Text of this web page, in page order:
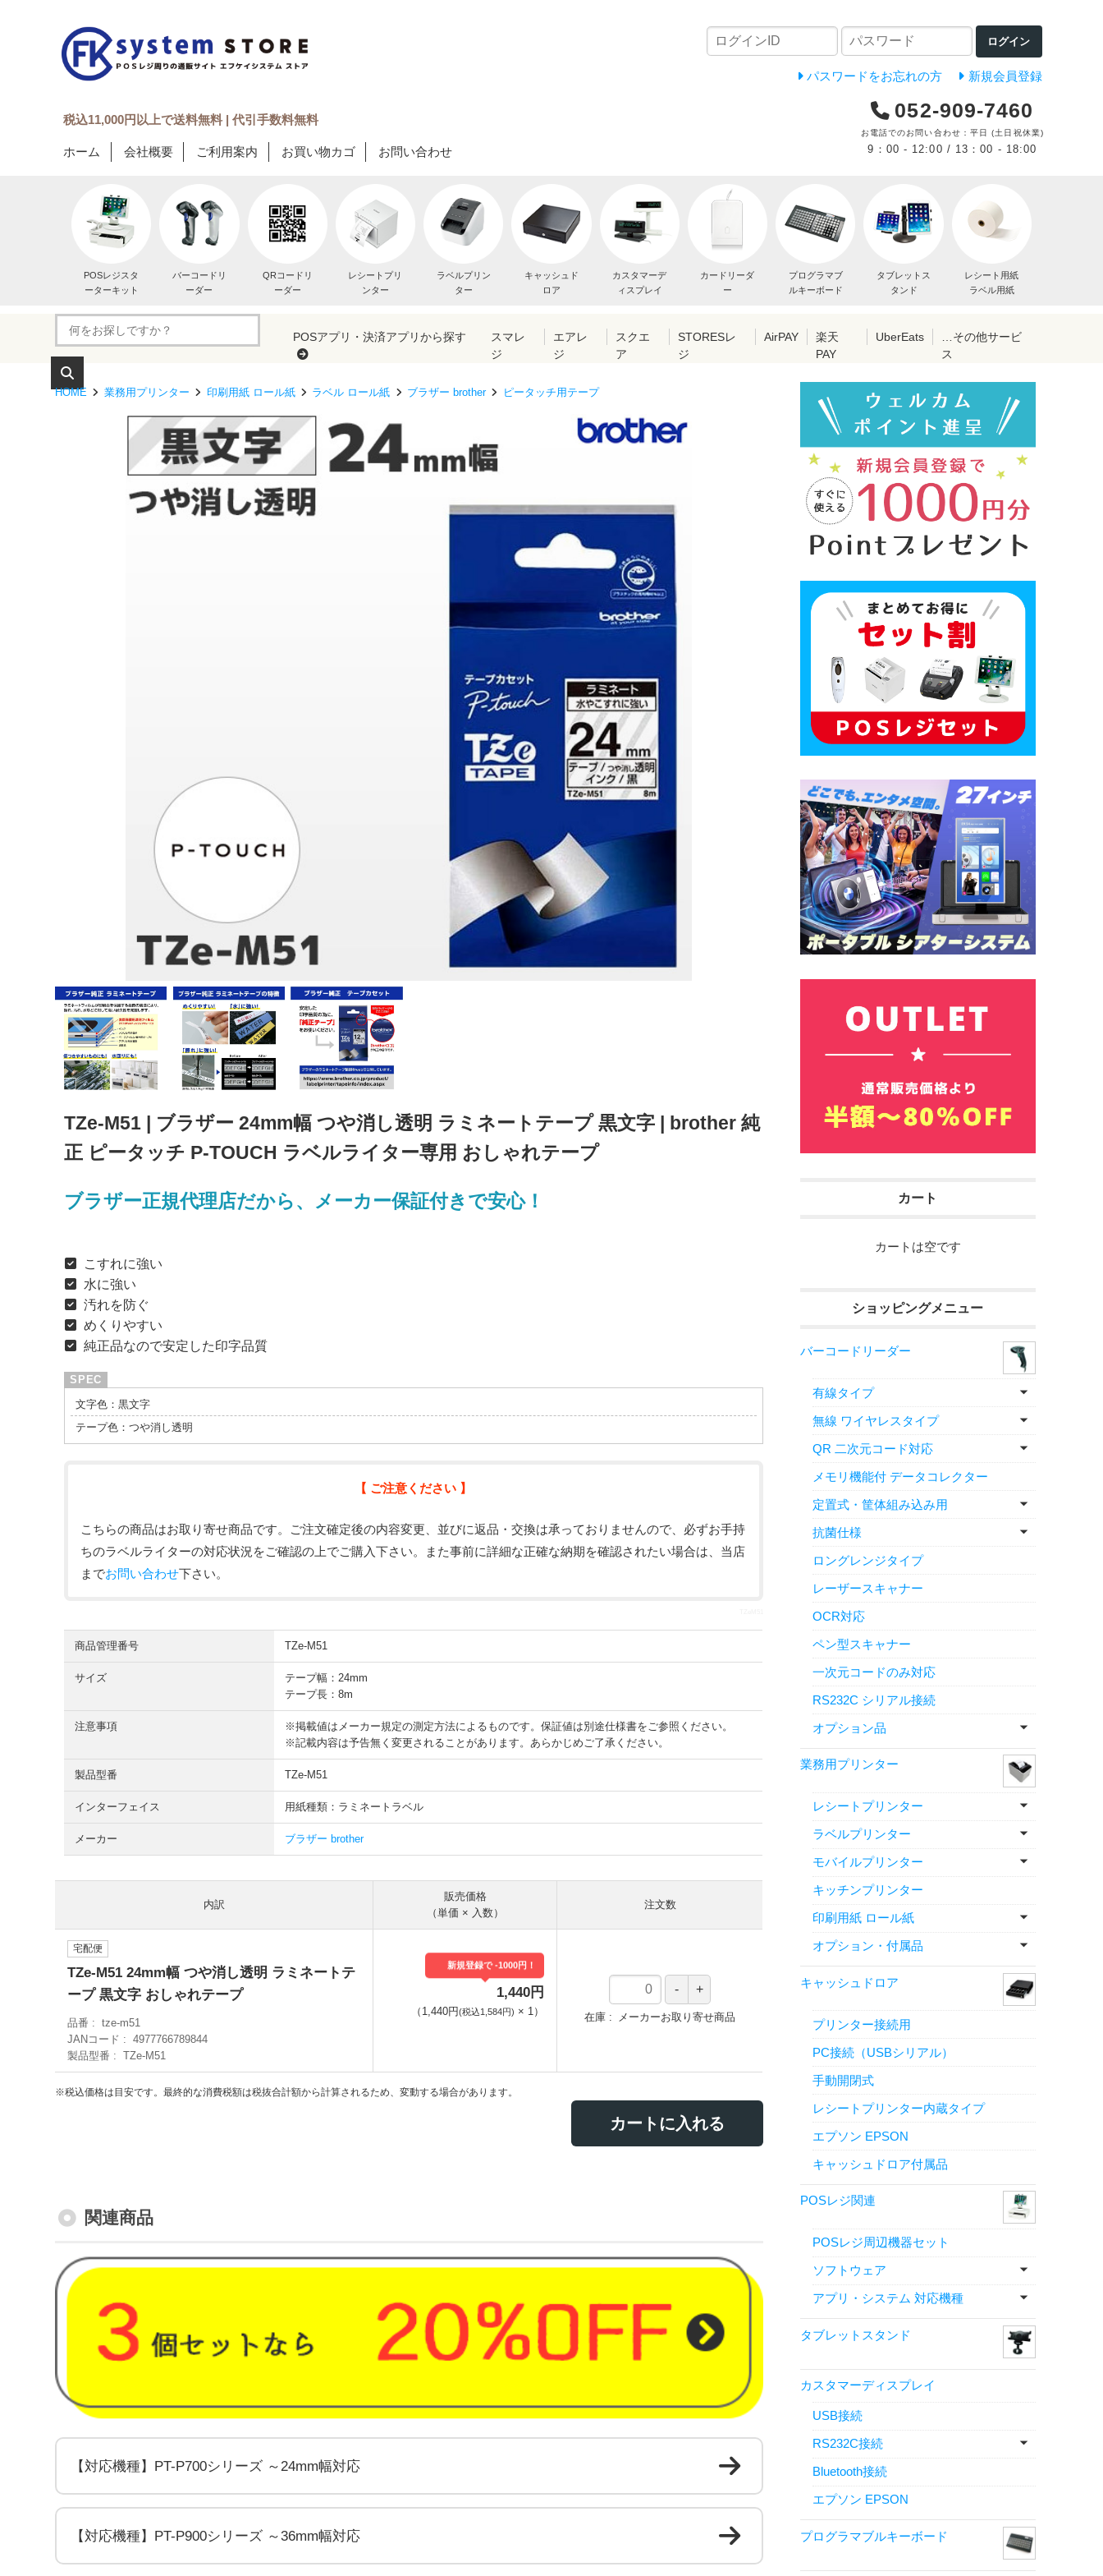
ログイン
パスワードをお忘れの方 新規会員登録
税込11,000円以上で送料無料 | 代引手数料無料
ホーム 会社概要 ご利用案内 お買い物カゴ お問い合わせ
052-909-7460
お電話でのお問い合わせ：平日 (土日祝休業)
9：00 - 12:00 / 13：00 - 18:00
POSレジスタ
ーターキット
バーコードリ
ーダー
QRコードリ
ーダー
レシートプリ
ンター
ラベルプリン
ター
キャッシュド
ロア
カスタマーデ
ィスプレイ
カードリーダ
ー
プログラマブ
ルキーボード
タブレットス
タンド
レシート用紙
ラベル用紙
POSアプリ・決済アプリから探す
スマレ
ジ
エアレ
ジ
スクエ
ア
STORESレ
ジ
AirPAY
楽天
PAY
UberEats
…その他サービ
ス
HOME 業務用プリンター 印刷用紙 ロール紙 ラベル ロール紙 ブラザー brother ピータッチ用テープ
TZe-M51 | ブラザー 24mm幅 つや消し透明 ラミネートテープ 黒文字 | brother 純
正 ピータッチ P-TOUCH ラベルライター専用 おしゃれテープ
ブラザー正規代理店だから、メーカー保証付きで安心！
こすれに強い
水に強い
汚れを防ぐ
めくりやすい
純正品なので安定した印字品質
文字色：黒文字
テープ色：つや消し透明
【 ご注意ください 】
こちらの商品はお取り寄せ商品です。ご注文確定後の内容変更、並びに返品・交換は承っておりませんので、必ずお手持
ちのラベルライターの対応状況をご確認の上でご購入下さい。また事前に詳細な正確な納期を確認されたい場合は、当店
までお問い合わせ下さい。
商品管理番号 TZe-M51
サイズ
テープ幅：24mm
テープ長：8m
注意事項
※掲載値はメーカー規定の測定方法によるものです。保証値は別途仕様書をご参照ください。
※記載内容は予告無く変更されることがあります。あらかじめご了承ください。
製品型番 TZe-M51
インターフェイス 用紙種類：ラミネートラベル
メーカー ブラザー brother
内訳
販売価格
（単価 × 入数）
注文数
宅配便
TZe-M51 24mm幅 つや消し透明 ラミネートテ
ープ 黒文字 おしゃれテープ
品番
tze-m51
JANコード
4977766789844
製品型番
TZe-M51
新規登録で -1000円！
1,440円
（ 1,440円(税込1,584円) × 1 ） 在庫 メーカーお取り寄せ商品
※税込価格は目安です。最終的な消費税額は税抜合計額から計算されるため、変動する場合があります。
カートに入れる
関連商品
【対応機種】PT-P700シリーズ ～24mm幅対応
【対応機種】PT-P900シリーズ ～36mm幅対応
カート
カートは空です
ショッピングメニュー
バーコードリーダー
有線タイプ
無線 ワイヤレスタイプ
QR 二次元コード対応
メモリ機能付 データコレクター
定置式・筐体組み込み用
抗菌仕様
ロングレンジタイプ
レーザースキャナー
OCR対応
ペン型スキャナー
一次元コードのみ対応
RS232C シリアル接続
オプション品
業務用プリンター
レシートプリンター
ラベルプリンター
モバイルプリンター
キッチンプリンター
印刷用紙 ロール紙
オプション・付属品
キャッシュドロア
プリンター接続用
PC接続（USBシリアル）
手動開閉式
レシートプリンター内蔵タイプ
エプソン EPSON
キャッシュドロア付属品
POSレジ関連
POSレジ周辺機器セット
ソフトウェア
アプリ・システム 対応機種
タブレットスタンド
カスタマーディスプレイ
USB接続
RS232C接続
Bluetooth接続
エプソン EPSON
プログラマブルキーボード